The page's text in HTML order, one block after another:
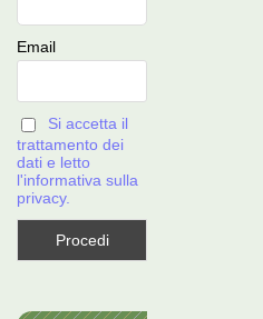
Email
Si accetta il
trattamento dei
dati e letto
l'informativa sulla
privacy.